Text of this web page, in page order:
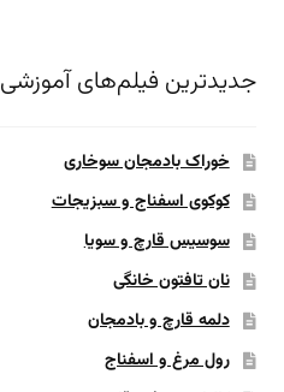
جدیدترین فیلم‌های آموزشی
خوراک بادمجان سوخاری
کوکوی اسفناج و سبزیجات
سوسیس قارچ و سویا
نان تافتون خانگی
دلمه قارچ و بادمجان
رول مرغ و اسفناج